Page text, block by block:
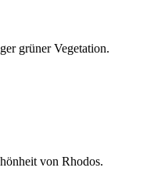
grüner Vegetation.
von Rhodos.